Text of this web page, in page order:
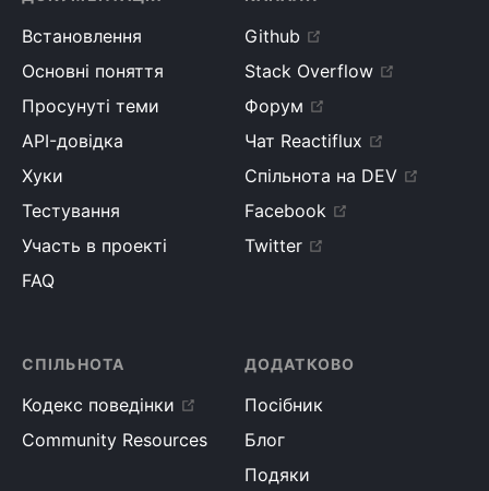
Встановлення
Основні поняття
Просунуті теми
API-довідка
Хуки
Тестування
Участь в проекті
FAQ
Github
Stack Overflow
Форум
Чат Reactiflux
Спільнота на DEV
Facebook
Twitter
СПІЛЬНОТА
Кодекс поведінки
Community Resources
ДОДАТКОВО
Посібник
Блог
Подяки